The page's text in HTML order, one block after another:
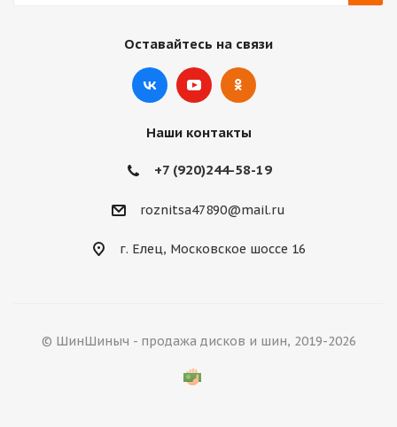
Оставайтесь на связи
Наши контакты
+7 (920)244-58-19
roznitsa47890@mail.ru
г. Елец, Московское шоссе 16
© ШинШиныч - продажа дисков и шин, 2019-2026